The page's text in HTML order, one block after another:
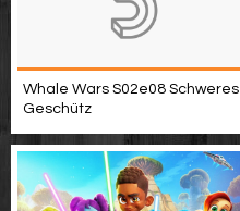
Whale Wars S02e08 Schweres
Geschütz